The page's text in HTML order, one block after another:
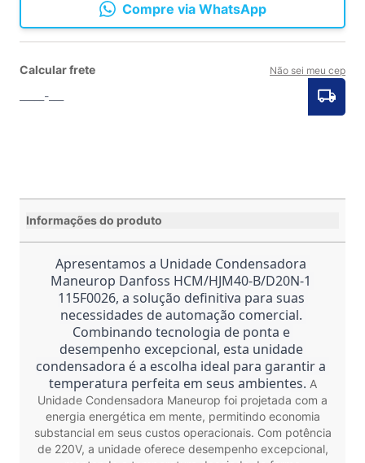
Compre via WhatsApp
Calcular frete Não sei meu cep
Informações do produto
Apresentamos a Unidade Condensadora
Maneurop Danfoss HCM/HJM40-B/D20N-1
115F0026, a solução definitiva para suas
necessidades de automação comercial.
Combinando tecnologia de ponta e
desempenho excepcional, esta unidade
condensadora é a escolha ideal para garantir a
temperatura perfeita em seus ambientes. A
Unidade Condensadora Maneurop foi projetada com a
energia energética em mente, permitindo economia
substancial em seus custos operacionais. Com potência
de 220V, a unidade oferece desempenho excepcional,